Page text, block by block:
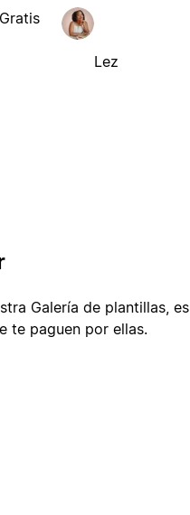
Gratis
Lez
Galería de plantillas, es
te paguen por ellas.